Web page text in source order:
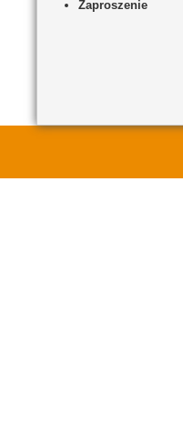
Zaproszenie